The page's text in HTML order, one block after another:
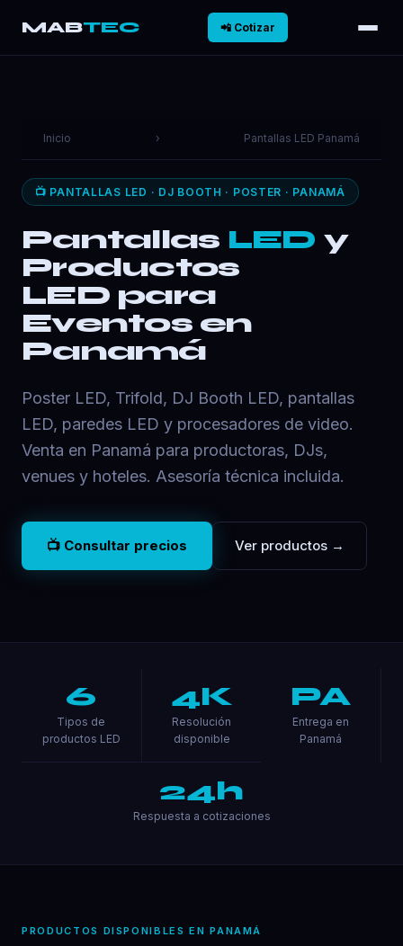
MABTEC 📲 Cotizar
Inicio › Pantallas LED Panamá
📺 PANTALLAS LED · DJ BOOTH · POSTER · PANAMÁ
Pantallas LED y
Productos
LED para
Eventos en
Panamá
Poster LED, Trifold, DJ Booth LED, pantallas
LED, paredes LED y procesadores de video.
Venta en Panamá para productoras, DJs,
venues y hoteles. Asesoría técnica incluida.
📺 Consultar precios Ver productos →
6
Tipos de
productos LED
4K
Resolución
disponible
PA
Entrega en
Panamá
24h
Respuesta a cotizaciones
PRODUCTOS DISPONIBLES EN PANAMÁ